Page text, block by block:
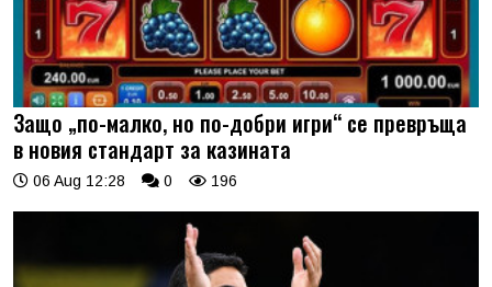
Защо „по-малко, но по-добри игри“ се превръща
в новия стандарт за казината
06 Aug 12:28 0 196